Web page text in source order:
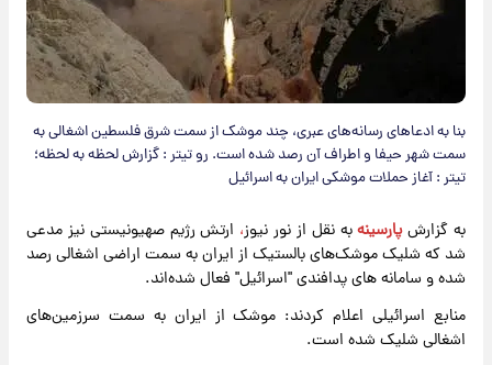
بنا به ادعاهای رسانه‌های عبری، چند موشک از سمت شرق فلسطین اشغالی به
سمت شهر حیفا و اطراف آن رصد شده است. رو تیتر : گزارش لحظه به لحظه؛
تیتر : آغاز حملات موشکی ایران به اسرائیل
​به گزارشپارسینه به نقل از نور نیوز، ارتش رژیم صهیونیستی نیز مدعی
شد که شلیک موشک‌های بالستیک از ایران به سمت اراضی اشغالی رصد
شده و سامانه های پدافندی "اسرائیل" فعال شده‌اند.
منابع اسرائیلی اعلام کردند: موشک از ایران به سمت سرزمین‌های
اشغالی شلیک شده است.